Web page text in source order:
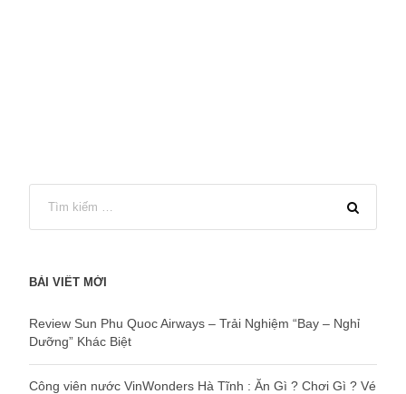
BÀI VIẾT MỚI
Review Sun Phu Quoc Airways – Trải Nghiệm “Bay – Nghỉ
Dưỡng” Khác Biệt
Công viên nước VinWonders Hà Tĩnh : Ăn Gì ? Chơi Gì ? Vé